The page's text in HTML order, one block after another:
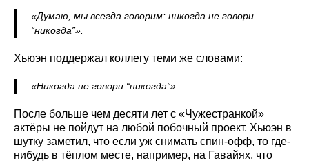
«Думаю, мы всегда говорим: никогда не говори
“никогда”».
Хьюэн поддержал коллегу теми же словами:
«Никогда не говори “никогда”».
После больше чем десяти лет с «Чужестранкой»
актёры не пойдут на любой побочный проект. Хьюэн в
шутку заметил, что если уж снимать спин-офф, то где-
нибудь в тёплом месте, например, на Гавайях, что